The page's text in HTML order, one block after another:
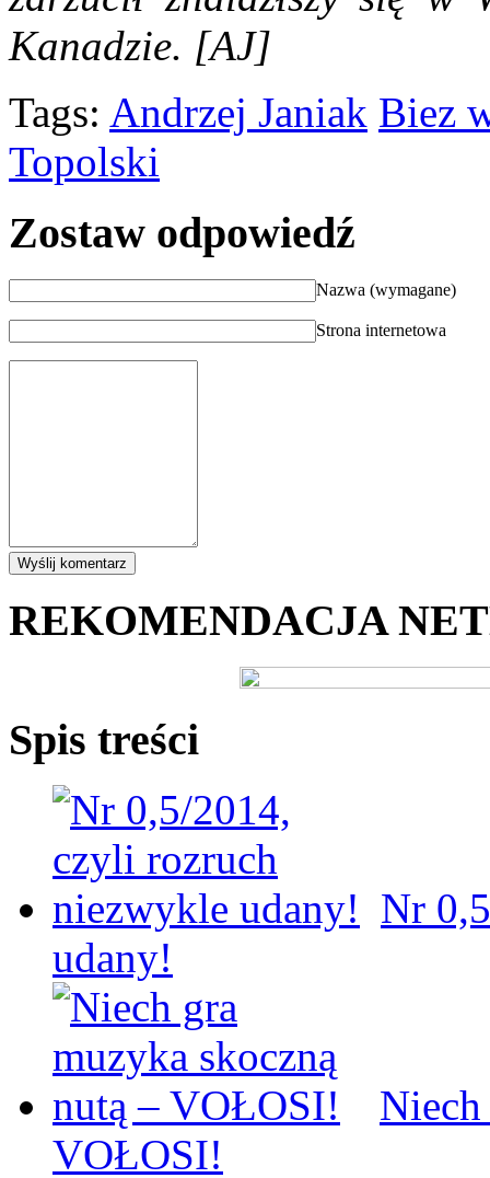
Kanadzie. [AJ]
Tags: Andrzej Janiak Biez
Topolski
Zostaw odpowiedź
Nazwa (wymagane)
Strona internetowa
REKOMENDACJA
Spis treści
Nr
udany!
VOŁOSI!